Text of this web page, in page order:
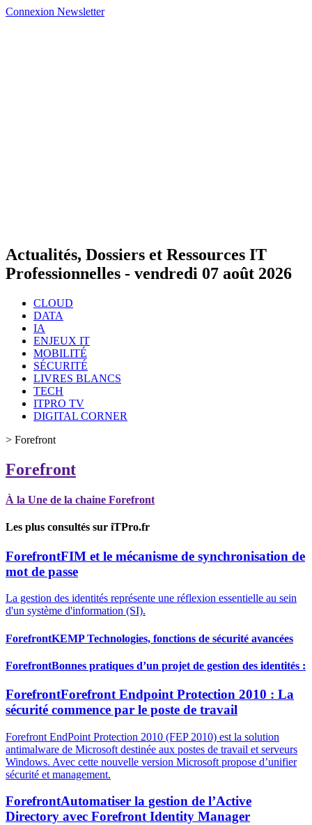
Connexion Newsletter
Actualités, Dossiers et Ressources IT
Professionnelles - vendredi 07 août 2026
CLOUD
DATA
IA
ENJEUX IT
MOBILITÉ
SÉCURITÉ
LIVRES BLANCS
TECH
ITPRO TV
DIGITAL CORNER
> Forefront
Forefront
À la Une de la chaine Forefront
Les plus consultés sur iTPro.fr
ForefrontFIM et le mécanisme de synchronisation de
mot de passe
La gestion des identités représente une réflexion essentielle au sein
d'un système d'information (SI).
ForefrontKEMP Technologies, fonctions de sécurité avancées
ForefrontBonnes pratiques d’un projet de gestion des identités :
ForefrontForefront Endpoint Protection 2010 : La
sécurité commence par le poste de travail
Forefront EndPoint Protection 2010 (FEP 2010) est la solution
antimalware de Microsoft destinée aux postes de travail et serveurs
Windows. Avec cette nouvelle version Microsoft propose d’unifier
sécurité et management.
ForefrontAutomatiser la gestion de l’Active
Directory avec Forefront Identity Manager